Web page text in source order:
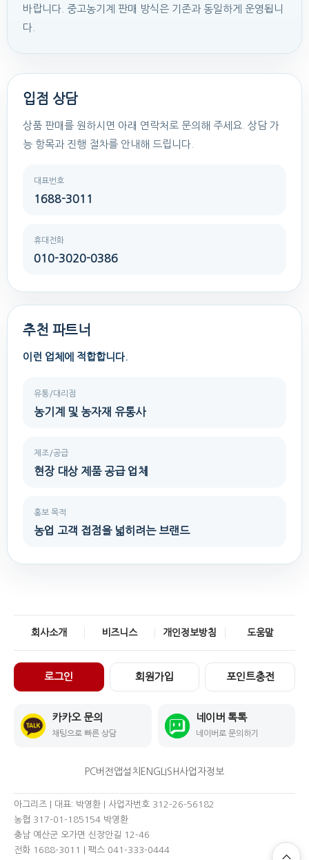
바랍니다. 중고농기계 판매 방식은 기존과 동일하게 운영됩니
다.
입점 상담
상품 판매를 원하시면 아래 연락처로 문의해 주세요. 상담 가
능 항목과 진행 절차를 안내해 드립니다.
대표번호
1688-3011
휴대전화
010-3020-0386
추천 파트너
이런 업체에 적합합니다.
유통/대리점
농기계 및 농자재 유통사
제조/공급
현장 대상 제품 공급 업체
홍보 목적
농업 고객 접점을 넓히려는 브랜드
회사소개 비즈니스 개인정보방침 도움말
로그인 회원가입 포인트충전
카카오 문의
채팅으로 빠른 상담
네이버 톡톡
네이버로 문의하기
PC버전 앱설치 ENGLISH사업자정보
아그리즈 | 대표: 박영환 | 사업자번호 312-26-56182
농협 317-01-185154 박영환
충남 예산군 오가면 신장안길 12-46
전화 1688-3011
| 팩스 041-333-0444